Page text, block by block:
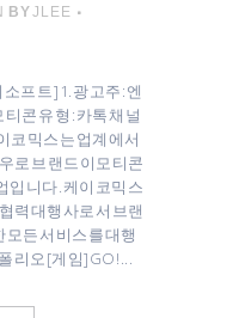
BYJLEE
프트 ] 1. 광고주 : 엔
콘 유형 : 카톡 채널
코믹스는 업계에서
로 브랜드이모티콘
입니다. 케이코믹스
력대행사로서 브랜
모든 서비스를 대행
오[게임]GO! ...